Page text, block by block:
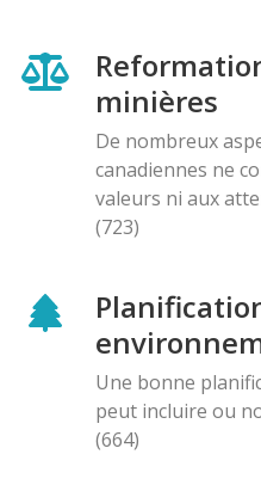
minières
De nombreux
canadiennes ne
valeurs ni aux
(723)
Une bonne
peut incluire ou
(664)